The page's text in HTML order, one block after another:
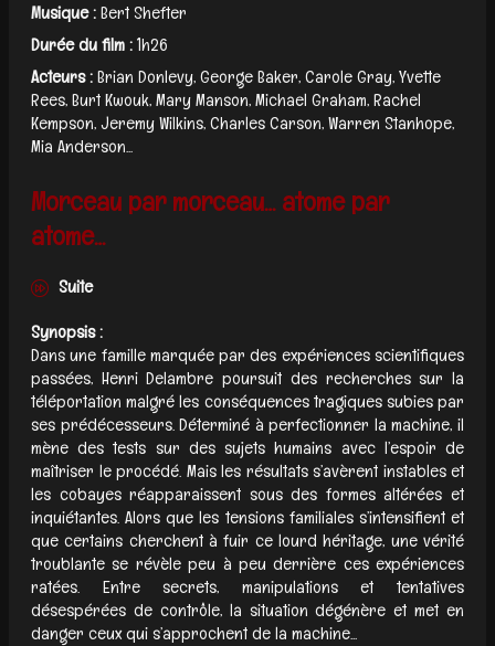
Musique :Bert Shefter
Durée du film :1h26
Acteurs :Brian Donlevy, George Baker, Carole Gray, Yvette
Rees, Burt Kwouk, Mary Manson, Michael Graham, Rachel
Kempson, Jeremy Wilkins, Charles Carson, Warren Stanhope,
Mia Anderson...
Morceau par morceau… atome par
atome…
Suite
Synopsis :
Dans une famille marquée par des expériences scientifiques
passées, Henri Delambre poursuit des recherches sur la
téléportation malgré les conséquences tragiques subies par
ses prédécesseurs. Déterminé à perfectionner la machine, il
mène des tests sur des sujets humains avec l’espoir de
maîtriser le procédé. Mais les résultats s’avèrent instables et
les cobayes réapparaissent sous des formes altérées et
inquiétantes. Alors que les tensions familiales s’intensifient et
que certains cherchent à fuir ce lourd héritage, une vérité
troublante se révèle peu à peu derrière ces expériences
ratées. Entre secrets, manipulations et tentatives
désespérées de contrôle, la situation dégénère et met en
danger ceux qui s’approchent de la machine...